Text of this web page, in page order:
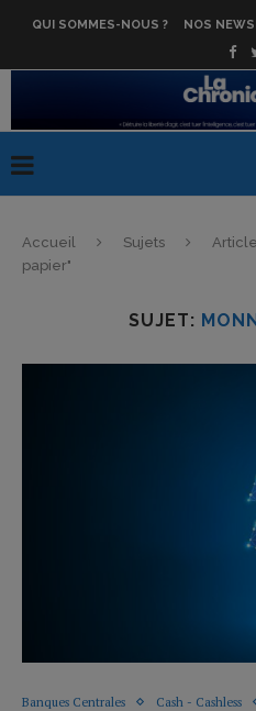
QUI SOMMES-NOUS ? NOS
Accueil Sujets
papier"
SUJET:
Banques Centrales Cash - Cashless